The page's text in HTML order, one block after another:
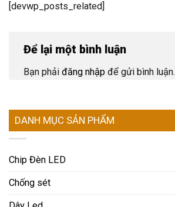
[devwp_posts_related]
Để lại một bình luận
Bạn phải đăng nhập để gửi bình luận.
DANH MỤC SẢN PHẨM
Chip Đèn LED
Chống sét